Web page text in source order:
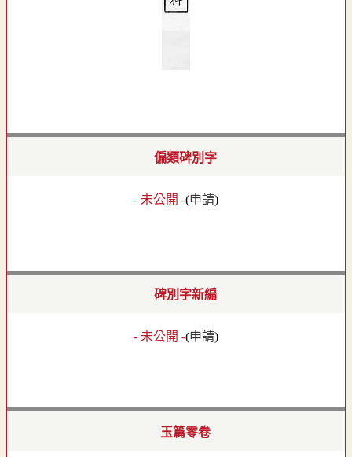
偏類碑別字
- 未公開 -(申請)
碑別字新編
- 未公開 -(申請)
玉篇零卷